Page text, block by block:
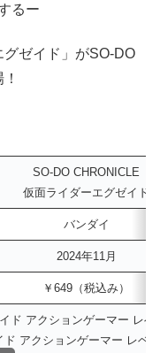
るー
ゼイド」がSO-DO
SO-DO CHRONICLE
面ライダーエグゼ
バンダイ
2024年11月
￥649（税込み）
ド アクションゲーマー レ
アクションゲーマー レベ